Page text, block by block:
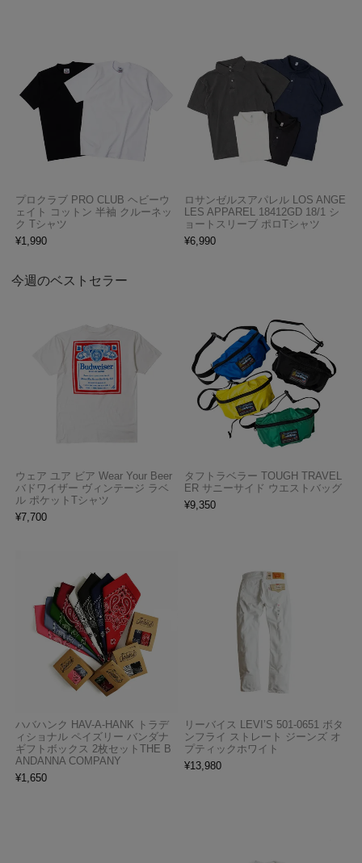
プロクラブ PRO CLUB ヘビーウ
ェイト コットン 半袖 クルーネッ
ク Tシャツ
¥1,990
ロサンゼルスアパレル LOS ANGE
LES APPAREL 18412GD 18/1 シ
ョートスリーブ ポロTシャツ
¥6,990
今週のベストセラー
ウェア ユア ビア Wear Your Beer
バドワイザー ヴィンテージ ラベ
ル ポケットTシャツ
¥7,700
タフトラベラー TOUGH TRAVEL
ER サニーサイド ウエストバッグ
¥9,350
ハバハンク HAV-A-HANK トラデ
ィショナル ペイズリー バンダナ
ギフトボックス 2枚セットTHE B
ANDANNA COMPANY
¥1,650
リーバイス LEVI’S 501-0651 ボタ
ンフライ ストレート ジーンズ オ
プティックホワイト
¥13,980